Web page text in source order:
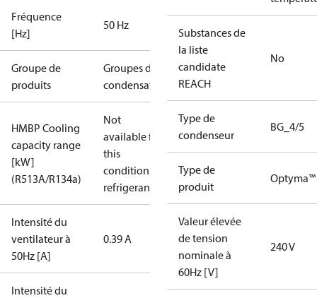
Fréquence
[Hz]
50 Hz
Groupe de
produits
Groupes de
condensation
HMBP Cooling
capacity range
[kW]
(R513A/R134a)
Not
available for
this
condition /
refrigerant
Intensité du
ventilateur à
50Hz [A]
0.39 A
Intensité du
Substances de
la liste
candidate
REACH
No
Type de
condenseur
BG_4/5
Type de
produit
Optyma™
Valeur élevée
de tension
nominale à
60Hz [V]
240 V